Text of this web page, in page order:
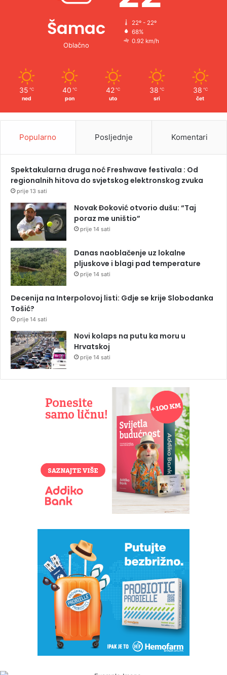
Šamac
Oblačno
22º - 22º
68%
0.92 km/h
35 ℃
ned
40 ℃
pon
42 ℃
uto
38 ℃
sri
38 ℃
čet
Popularno Posljednje Komentari
Spektakularna druga noć Freshwave festivala : Od
regionalnih hitova do svjetskog elektronskog zvuka
prije 13 sati
Novak Đoković otvorio dušu: “Taj
poraz me uništio”
prije 14 sati
Danas naoblačenje uz lokalne
pljuskove i blagi pad temperature
prije 14 sati
Decenija na Interpolovoj listi: Gdje se krije Slobodanka
Tošić?
prije 14 sati
Novi kolaps na putu ka moru u
Hrvatskoj
prije 14 sati